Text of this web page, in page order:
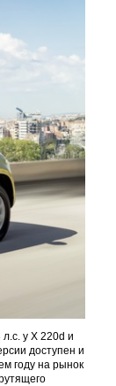
у X 220d и
доступен и
году на рынок